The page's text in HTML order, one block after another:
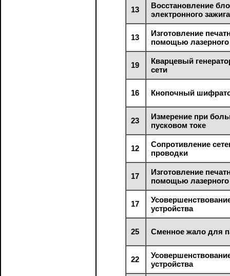
13
Восстановление
электронного
13
Изготовление
помощью лазерного
19
Кварцевый
сети
16 Кнопочный
23
Измерение при
пусковом токе
12
Сопротивление
проводки
17
Изготовление
помощью лазерного
17
устройства
25 Сменное жало для
22
устройства